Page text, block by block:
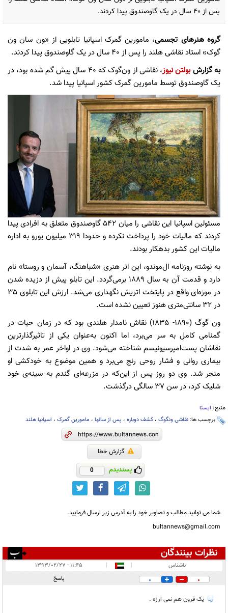
پس از 40 سال در یک گاوصندوق پیدا کردند.
گروه هنرهای تجسمی، مامورین گمرک اسپانیا تابلویی از «ون سان ون
گوک» استاد نقاشی هلند را پس از 40 سال در یک گاوصندوق پیدا کردند.
به گزارشبولتن نیوز
، نقاشی از ون‌گوک که 40 سال پیش گم‌ شده بود‌، در
یک گاوصندوق توسط مامورین گمرک کشور اسپانیا پیدا شد.
مسئولین اسپانیا این نقاشی را میان 542 گاوصندوق متعلق به افرادی پیدا
کردند که مالیات خود را پرداخت نکرد‌ه و حدودا 319 میلیون یورو به اداره
مالیات این کشور بدهکار بودند.
به نوشته‌ روزنامه‌ ال‌موندو، این اثر هنری «شباهنگ، آسمان و روستا» نام
دارد و قدمت آن به سال 1889 برمی‌گردد. این تابلو پیش از دزیده شدن
در موزه‌ای واقع در پایتخت اتریش نگهداری می‌شد. ارزش این تابلوی 35
در 32 سانتی‌متری هنوز تعیین نشده است.
ون گوگ (1890- 1835) نقاش نامدار هلندی بود که در زمان حیات در
گمنامی کامل به سر می‌برد، اما اکنون به‌عنوان یکی از تاثیرگذارترین
نقاشان پست‌امپرسیونیسم شناخته می‌شود. وی در اواخر عمر به شدت از
بیماری روانی و فشار روحی رنج می‌برد و همین موضوع به خودکشی او
منجر شد. وی دو روز پس از این‌که در مزرعه‌ای گندم به سینه‌ی خود
شلیک کرد، در سن 37 سالگی درگذشت.
منبع: ایسنا
برچسب ها: نقاشی ونگوگ ، کشف دوباره ، پس از سالها ، مامورین گمرک ، اسپانیا هلند
گزارش خطا
پسندیدم 0
شما می توانید مطالب و تصاویر خود را به آدرس زیر ارسال فرمایید.
bultannews@gmail.com
نظرات بینندگان
در انتظار بررسی:
ناشناس |
|
۱۱:۴۵ - ۱۳۹۳/۰۲/۲۷
0
0 پاسخ
یک قرون هم نمی ارزه .